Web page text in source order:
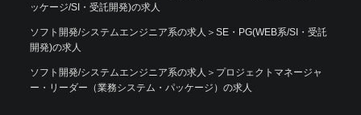
ッケージ/SI・受託開発)の求人
ソフト開発/システムエンジニア系の求人 ＞ SE・PG(WEB系/SI・受託
開発)の求人
ソフト開発/システムエンジニア系の求人 ＞ プロジェクトマネージャ
ー・リーダー（業務システム・パッケージ）の求人